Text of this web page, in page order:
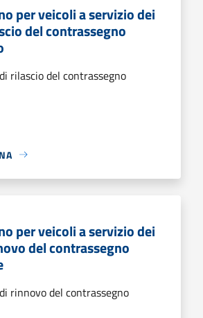
per veicoli a servizio dei
del contrassegno
rilascio del contrassegno
per veicoli a servizio dei
del contrassegno
rinnovo del contrassegno